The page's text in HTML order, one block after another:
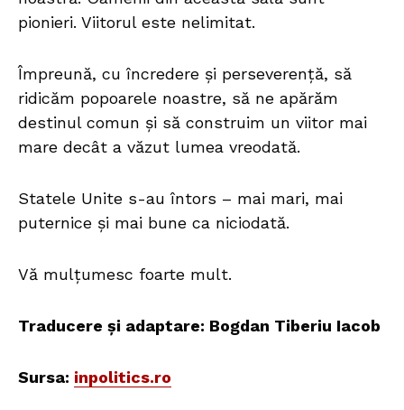
pionieri. Viitorul este nelimitat.
Împreună, cu încredere și perseverență, să
ridicăm popoarele noastre, să ne apărăm
destinul comun și să construim un viitor mai
mare decât a văzut lumea vreodată.
Statele Unite s-au întors – mai mari, mai
puternice și mai bune ca niciodată.
Vă mulțumesc foarte mult.
Traducere și adaptare: Bogdan Tiberiu Iacob
Sursa: inpolitics.ro